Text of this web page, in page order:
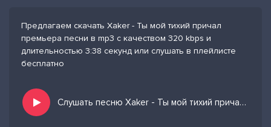
Предлагаем скачать Xaker - Ты мой тихий причал
премьера песни в mp3 с качеством 320 kbps и
длительностью 3:38 секунд или слушать в плейлисте
бесплатно
Слушать песню Xaker - Ты мой тихий причал и добавить в избранных